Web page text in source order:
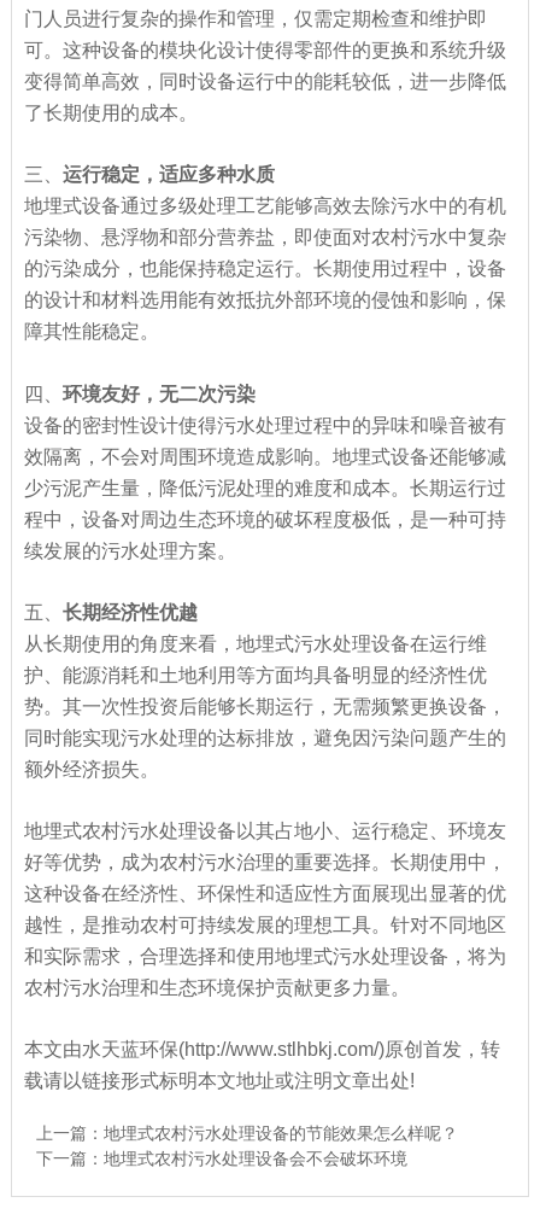
门人员进行复杂的操作和管理，仅需定期检查和维护即
可。这种设备的模块化设计使得零部件的更换和系统升级
变得简单高效，同时设备运行中的能耗较低，进一步降低
了长期使用的成本。
三、 运行稳定，适应多种水质
地埋式设备通过多级处理工艺能够高效去除污水中的有机
污染物、悬浮物和部分营养盐，即使面对农村污水中复杂
的污染成分，也能保持稳定运行。长期使用过程中，设备
的设计和材料选用能有效抵抗外部环境的侵蚀和影响，保
障其性能稳定。
四、 环境友好，无二次污染
设备的密封性设计使得污水处理过程中的异味和噪音被有
效隔离，不会对周围环境造成影响。地埋式设备还能够减
少污泥产生量，降低污泥处理的难度和成本。长期运行过
程中，设备对周边生态环境的破坏程度极低，是一种可持
续发展的污水处理方案。
五、 长期经济性优越
从长期使用的角度来看，地埋式污水处理设备在运行维
护、能源消耗和土地利用等方面均具备明显的经济性优
势。其一次性投资后能够长期运行，无需频繁更换设备，
同时能实现污水处理的达标排放，避免因污染问题产生的
额外经济损失。
地埋式农村污水处理设备以其占地小、运行稳定、环境友
好等优势，成为农村污水治理的重要选择。长期使用中，
这种设备在经济性、环保性和适应性方面展现出显著的优
越性，是推动农村可持续发展的理想工具。针对不同地区
和实际需求，合理选择和使用地埋式污水处理设备，将为
农村污水治理和生态环境保护贡献更多力量。
本文由水天蓝环保(http://www.stlhbkj.com/)原创首发，转
载请以链接形式标明本文地址或注明文章出处!
上一篇： 地埋式农村污水处理设备的节能效果怎么样呢？
下一篇： 地埋式农村污水处理设备会不会破坏环境